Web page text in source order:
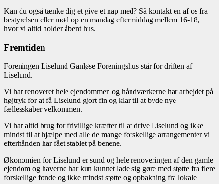
Kan du også tænke dig et give et nap med? Så kontakt en af os fra
bestyrelsen eller mød op en mandag eftermiddag mellem 16-18,
hvor vi altid holder åbent hus.
Fremtiden
Foreningen Liselund Ganløse Foreningshus står for driften af
Liselund.
Vi har renoveret hele ejendommen og håndværkerne har arbejdet på
højtryk for at få Liselund gjort fin og klar til at byde nye
fællesskaber velkommen.
Vi har altid brug for frivillige kræfter til at drive Liselund og ikke
mindst til at hjælpe med alle de mange forskellige arrangementer vi
efterhånden har fået stablet på benene.
Økonomien for Liselund er sund og hele renoveringen af den gamle
ejendom og haverne har kun kunnet lade sig gøre med støtte fra flere
forskellige fonde og ikke mindst støtte og opbakning fra lokale